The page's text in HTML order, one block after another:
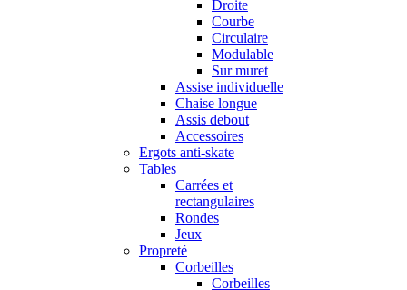
Droite
Courbe
Circulaire
Modulable
Sur muret
Assise individuelle
Chaise longue
Assis debout
Accessoires
Ergots anti-skate
Tables
Carrées et
rectangulaires
Rondes
Jeux
Propreté
Corbeilles
Corbeilles